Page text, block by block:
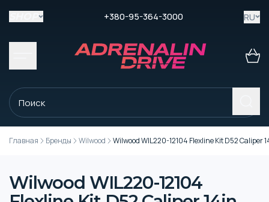
+380-95-364-3000 RU
Главная Бренды Wilwood Wilwood WIL220-12104 Flexline Kit D52
Wilwood WIL220-12104